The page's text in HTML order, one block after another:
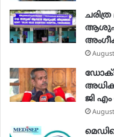
ജി എം